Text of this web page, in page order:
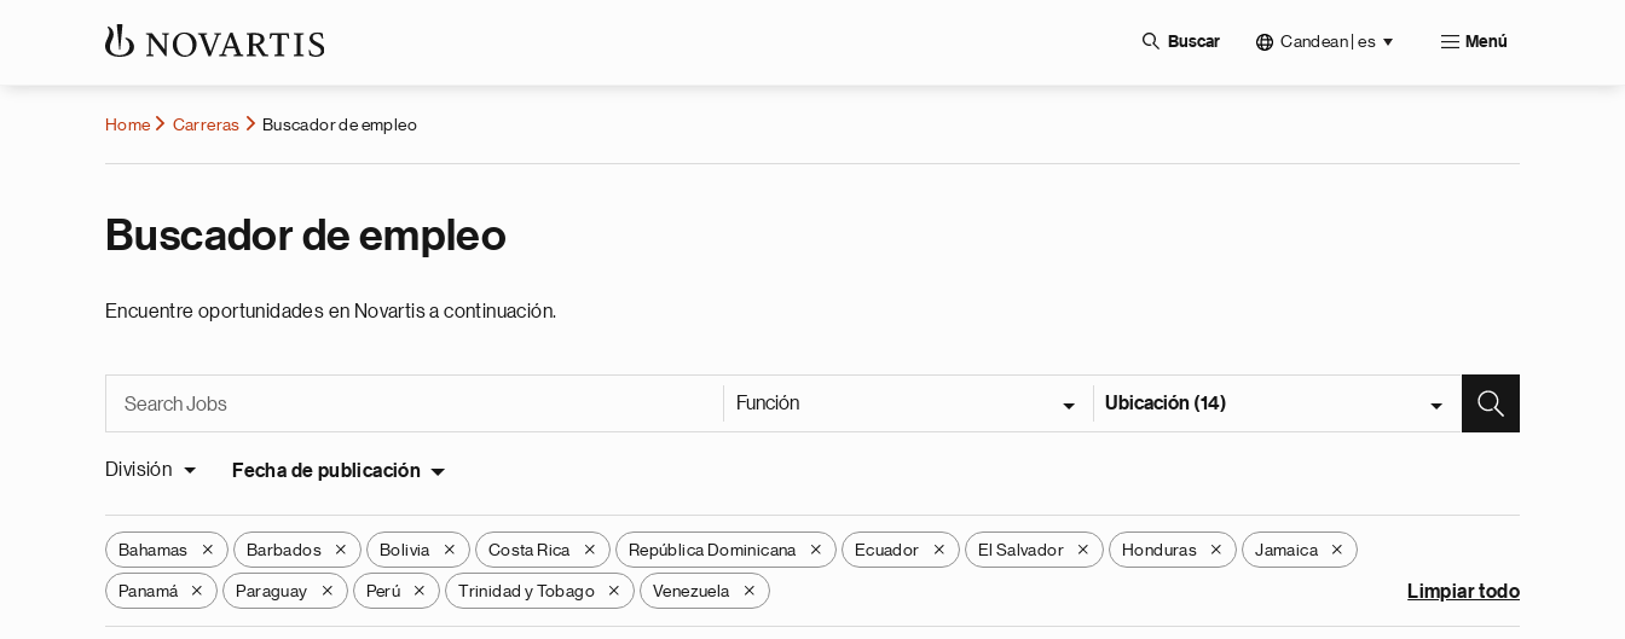
Buscar Candean | es Menú
Home Carreras Buscador de empleo
Buscador de empleo
Encuentre oportunidades en Novartis a continuación.
Función Ubicación (14)
División Fecha de publicación
Bahamas X Barbados X Bolivia X Costa Rica X República Dominicana X Ecuador X El Salvador X Honduras X Jamaica X
Panamá X Paraguay X Perú X Trinidad y Tobago X Venezuela X Limpiar todo